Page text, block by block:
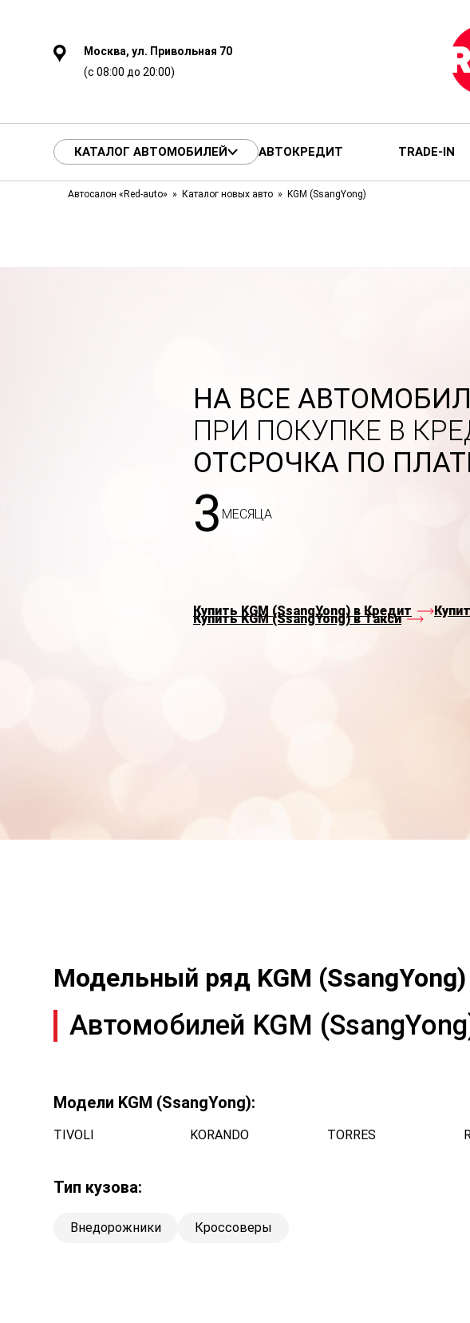
Москва, ул. Привольная 70
(с 08:00 до 20:00)
КАТАЛОГ АВТОМОБИЛЕЙ АВТОКРЕДИТ TRADE-IN
Автосалон «Red-auto» Каталог новых авто KGM (SsangYong)
НА ВСЕ
ПРИ ПОКУПКЕ В
ОТСРОЧКА ПО
3 МЕСЯЦА
Купить KGM (SsangYong) в Кредит
Купить KGM (SsangYong) в Такси
Модельный ряд KGM (SsangYong)
Автомобилей KGM
Модели KGM (SsangYong):
TIVOLI KORANDO TORRES
Тип кузова:
Внедорожники Кроссоверы